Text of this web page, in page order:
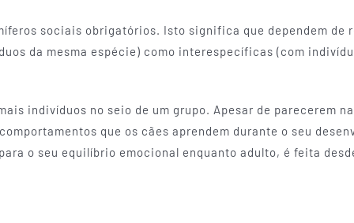
sociais obrigatórios. Isto significa que dependem
da mesma espécie) como interespecíficas (com
indivíduos no seio de um grupo. Apesar de parecerem
que os cães aprendem durante o seu
o seu equilíbrio emocional enquanto adulto, é feita